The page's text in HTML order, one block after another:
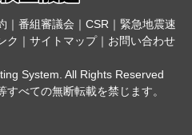
｜ 番組審議会 ｜ CSR｜ 緊急地震速
ク ｜ サイトマップ｜ お問い合わせ
System. All Rights Reserved
べての無断転載を禁じます。